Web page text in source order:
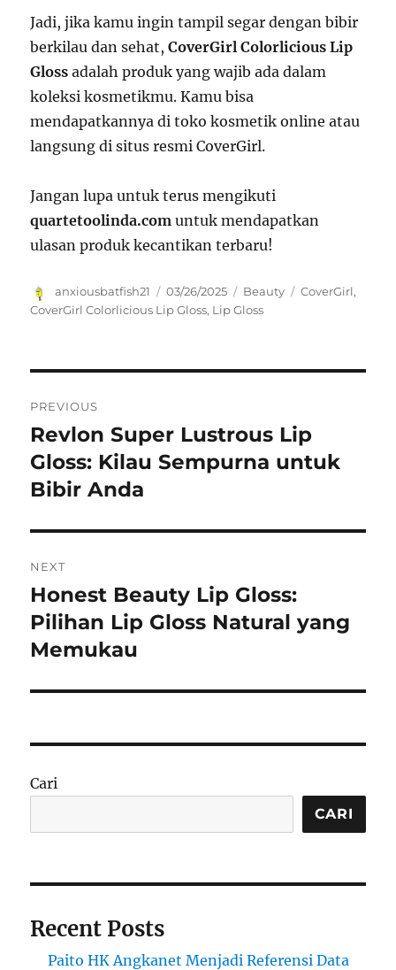
Jadi, jika kamu ingin tampil segar dengan bibir
berkilau dan sehat,CoverGirl Colorlicious Lip
Gloss adalah produk yang wajib ada dalam
koleksi kosmetikmu. Kamu bisa
mendapatkannya di toko kosmetik online atau
langsung di situs resmi CoverGirl.
Jangan lupa untuk terus mengikuti
quartetoolinda.com untuk mendapatkan
ulasan produk kecantikan terbaru!
Author
anxiousbatfish21
Posted
on
03/26/2025 Categories
Beauty Tags
CoverGirl,
CoverGirl Colorlicious Lip Gloss, Lip Gloss
pos
PREVIOUS
Previous
post:
Revlon Super Lustrous Lip
Gloss: Kilau Sempurna untuk
Bibir Anda
NEXT
Next
post:
Honest Beauty Lip Gloss:
Pilihan Lip Gloss Natural yang
Memukau
Cari
CARI
Recent Posts
Paito HK Angkanet Menjadi Referensi Data